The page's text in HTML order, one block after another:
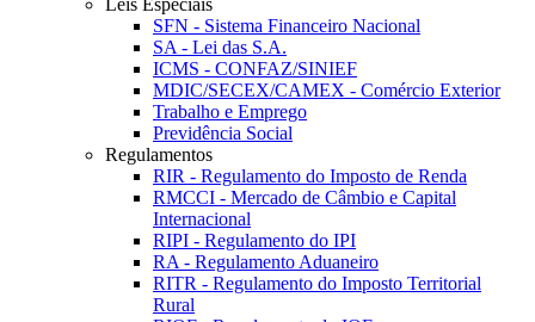
Leis Especiais
SFN - Sistema Financeiro Nacional
SA - Lei das S.A.
ICMS - CONFAZ/SINIEF
MDIC/SECEX/CAMEX - Comércio Exterior
Trabalho e Emprego
Previdência Social
Regulamentos
RIR - Regulamento do Imposto de Renda
RMCCI - Mercado de Câmbio e Capital
Internacional
RIPI - Regulamento do IPI
RA - Regulamento Aduaneiro
RITR - Regulamento do Imposto Territorial
Rural